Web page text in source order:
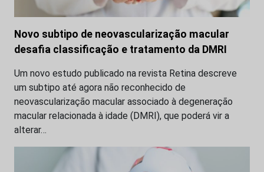
Novo subtipo de neovascularização macular
desafia classificação e tratamento da DMRI
Um novo estudo publicado na revista Retina descreve
um subtipo até agora não reconhecido de
neovascularização macular associado à degeneração
macular relacionada à idade (DMRI), que poderá vir a
alterar…